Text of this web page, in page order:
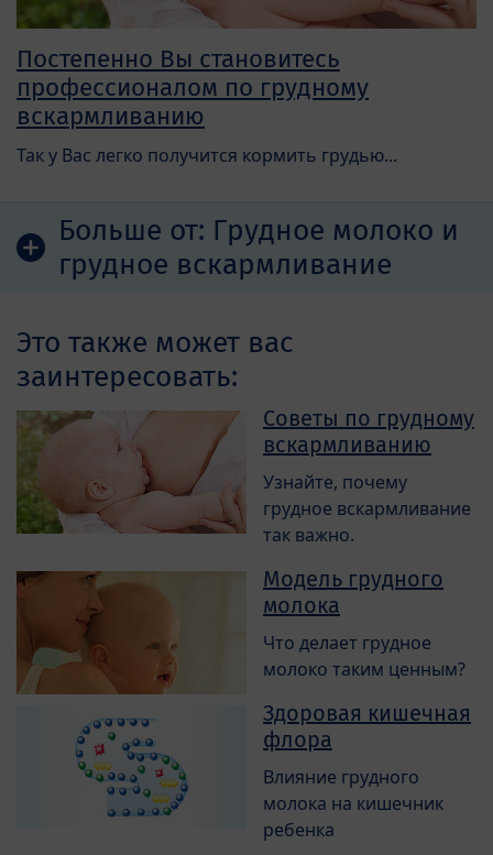
Постепенно Вы становитесь
профессионалом по грудному
вскармливанию
Так у Вас легко получится кормить грудью...
Больше от: Грудное молоко и
грудное вскармливание
Это также может вас
заинтересовать:
Советы по грудному
вскармливанию
Узнайте, почему
грудное вскармливание
так важно.
Модель грудного
молока
Что делает грудное
молоко таким ценным?
Здоровая кишечная
флора
Влияние грудного
молока на кишечник
ребенка